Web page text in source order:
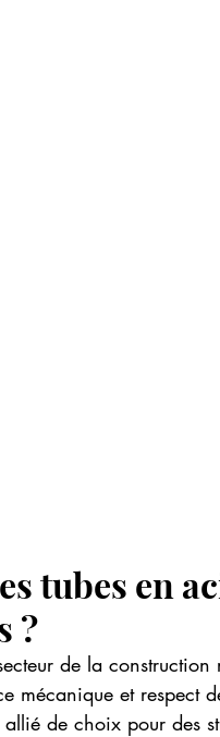
tubes en
?
de la
mécanique et respect
de choix pour des